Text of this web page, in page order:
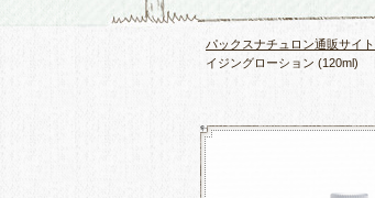
パックスナチュロン通販サイト
イジングローション (120ml)